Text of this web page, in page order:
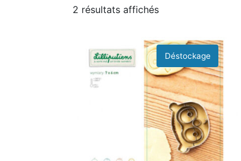
2 résultats affichés